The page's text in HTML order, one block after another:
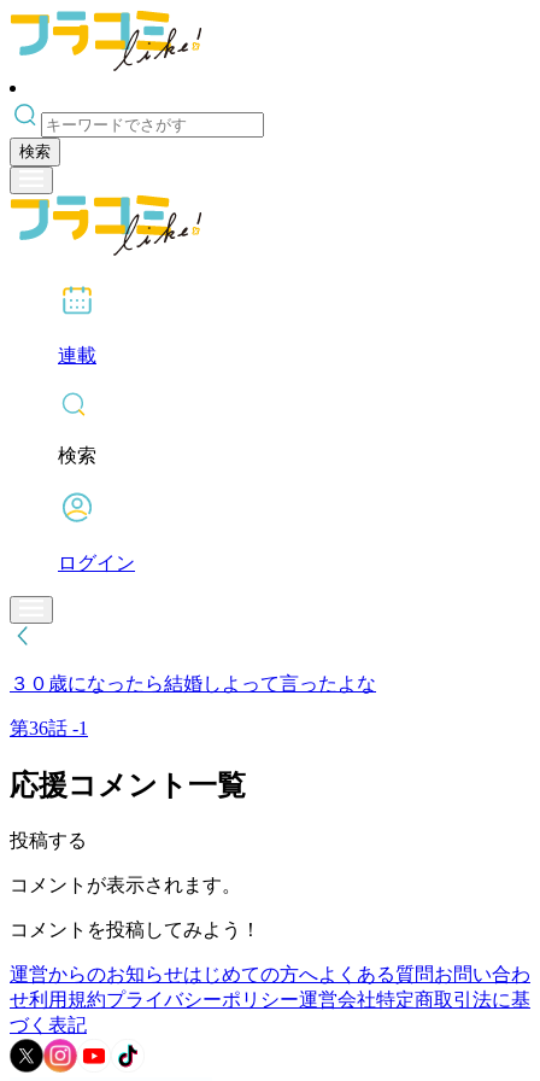
検索
連載
検索
ログイン
３０歳になったら結婚しよって言ったよな
第36話 -1
応援コメント一覧
投稿する
コメントが表示されます。
コメントを投稿してみよう！
運営からのお知らせはじめての方へよくある質問お問い合わ
せ利用規約プライバシーポリシー運営会社特定商取引法に基
づく表記